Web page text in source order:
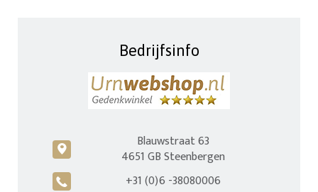
Bedrijfsinfo
c
Blauwstraat 63
4651 GB Steenbergen
A +31 (0)6 -38080006